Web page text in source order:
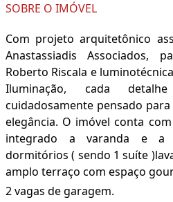
SOBRE O IMÓVEL
Com projeto arquitetônico
Anastassiadis Associados,
Roberto Riscala e
Iluminação, cada
cuidadosamente pensado
elegância. O imóvel conta
integrado a varanda e a
dormitórios ( sendo 1 suíte
amplo terraço com espaço
2 vagas de garagem.